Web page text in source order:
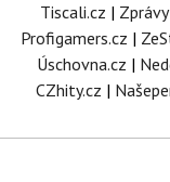
Tiscali.cz | Zprávy
Profigamers.cz |
Úschovna.cz |
CZhity.cz |